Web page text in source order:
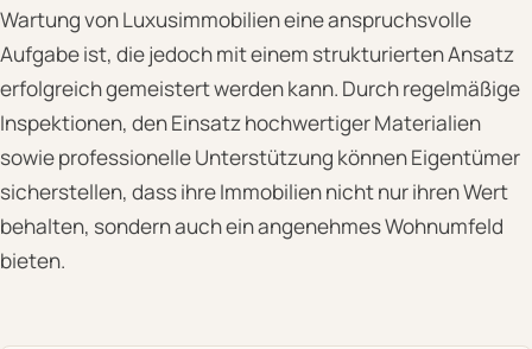
Wartung von Luxusimmobilien eine anspruchsvolle
Aufgabe ist, die jedoch mit einem strukturierten Ansatz
erfolgreich gemeistert werden kann. Durch regelmäßige
Inspektionen, den Einsatz hochwertiger Materialien
sowie professionelle Unterstützung können Eigentümer
sicherstellen, dass ihre Immobilien nicht nur ihren Wert
behalten, sondern auch ein angenehmes Wohnumfeld
bieten.